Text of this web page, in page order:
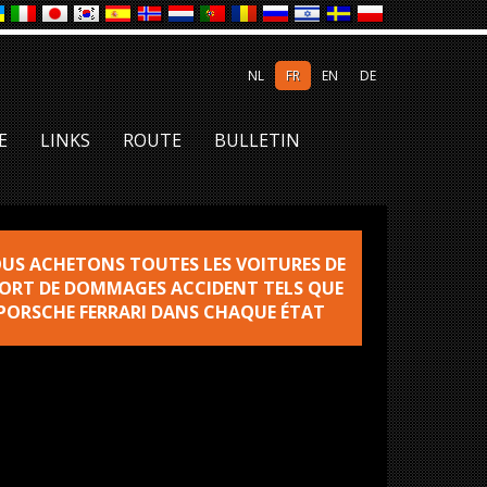
NL FR EN DE
LINKS ROUTE
BULLETIN
ACHETONS TOUTES LES VOITURES DE
DE DOMMAGES ACCIDENT TELS QUE
FERRARI DANS CHAQUE ÉTAT